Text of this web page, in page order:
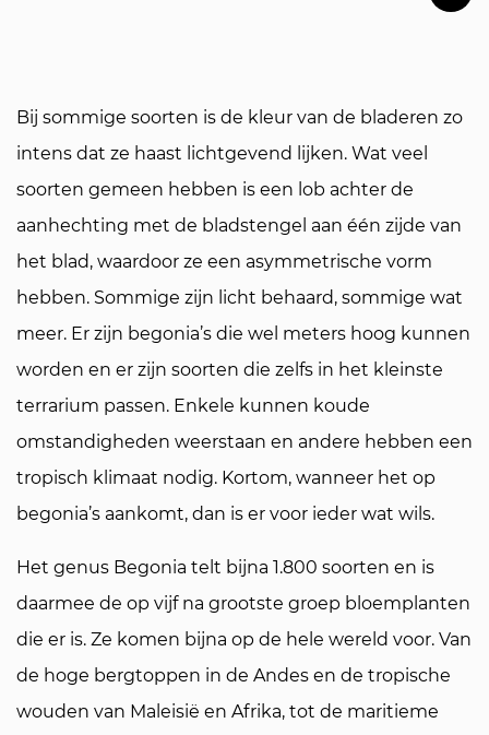
Bij sommige soorten is de kleur van de bladeren zo
intens dat ze haast lichtgevend lijken. Wat veel
soorten gemeen hebben is een lob achter de
aanhechting met de bladstengel aan één zijde van
het blad, waardoor ze een asymmetrische vorm
hebben. Sommige zijn licht behaard, sommige wat
meer. Er zijn begonia’s die wel meters hoog kunnen
worden en er zijn soorten die zelfs in het kleinste
terrarium passen. Enkele kunnen koude
omstandigheden weerstaan en andere hebben een
tropisch klimaat nodig. Kortom, wanneer het op
begonia’s aankomt, dan is er voor ieder wat wils.
Het genus Begonia telt bijna 1.800 soorten en is
daarmee de op vijf na grootste groep bloemplanten
die er is. Ze komen bijna op de hele wereld voor. Van
de hoge bergtoppen in de Andes en de tropische
wouden van Maleisië en Afrika, tot de maritieme